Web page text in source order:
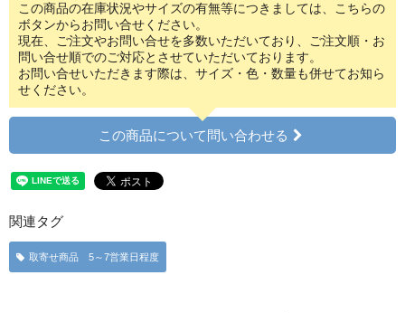
この商品の在庫状況やサイズの有無等につきましては、こちらの
ボタンからお問い合せください。
現在、ご注文やお問い合せを多数いただいており、ご注文順・お
問い合せ順でのご対応とさせていただいております。
お問い合せいただきます際は、サイズ・色・数量も併せてお知ら
せください。
この商品について問い合わせる
関連タグ
取寄せ商品 5～7営業日程度